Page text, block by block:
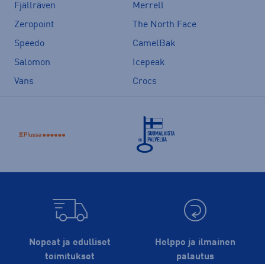
Fjällräven
Merrell
Zeropoint
The North Face
Speedo
CamelBak
Salomon
Icepeak
Vans
Crocs
Nopeat ja edulliset
toimitukset
Helppo ja ilmainen
palautus